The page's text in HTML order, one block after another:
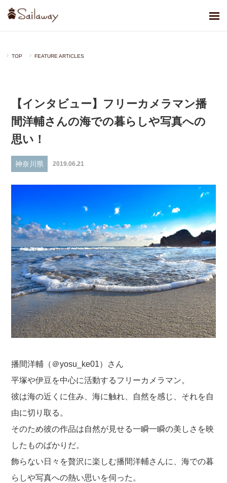
TOP FEATURE ARTICLES
【インタビュー】フリーカメラマン播
間洋輔さんの海での暮らしや写真への
思い！
神奈川県 2019.06.21
播間洋輔（＠yosu_ke01）さん
平塚や伊豆を中心に活動するフリーカメラマン。
彼は海の近くに住み、海に触れ、自然を感じ、それを自
由に切り取る。
そのため彼の作品は自然が見せる一瞬一瞬の美しさを映
したものばかりだ。
飾らない日々を贅沢に楽しむ播間洋輔さんに、海での暮
らしや写真への熱い思いを伺った。